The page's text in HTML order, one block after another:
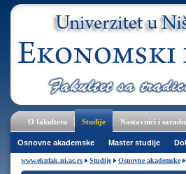
O fakultetu Studije Nastavnici i
Osnovne akademske Master studije
www.eknfak.ni.ac.rs Studije Osnovne akademske